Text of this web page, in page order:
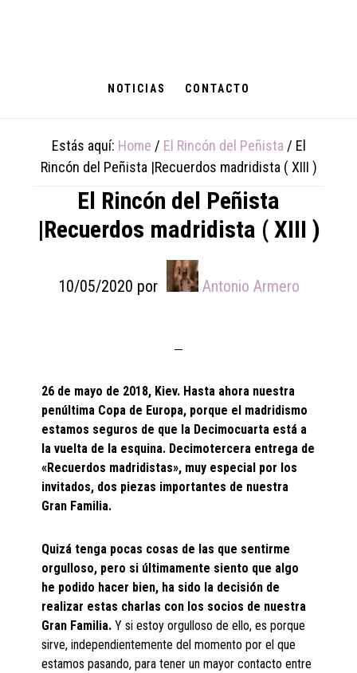
NOTICIAS CONTACTO
Estás aquí: Home / El Rincón del Peñista / El
Rincón del Peñista |Recuerdos madridista ( XIII )
El Rincón del Peñista
|Recuerdos madridista ( XIII )
10/05/2020 por Antonio Armero
26 de mayo de 2018, Kiev. Hasta ahora nuestra
penúltima Copa de Europa, porque el madridismo
estamos seguros de que la Decimocuarta está a
la vuelta de la esquina. Decimotercera entrega de
«Recuerdos madridistas», muy especial por los
invitados, dos piezas importantes de nuestra
Gran Familia.
Quizá tenga pocas cosas de las que sentirme
orgulloso, pero si últimamente siento que algo
he podido hacer bien, ha sido la decisión de
realizar estas charlas con los socios de nuestra
Gran Familia.Y si estoy orgulloso de ello, es porque
sirve, independientemente del momento por el que
estamos pasando, para tener un mayor contacto entre